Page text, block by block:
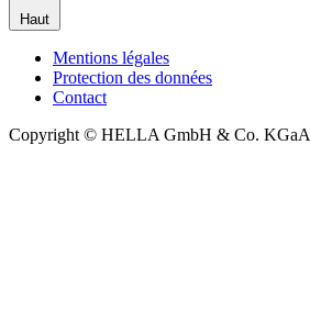
Haut
Mentions légales
Protection des données
Contact
Copyright © HELLA GmbH & Co. KGaA